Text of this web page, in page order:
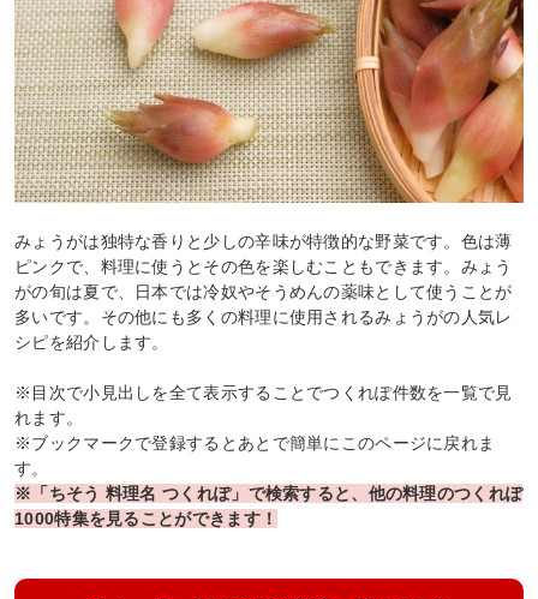
みょうがは独特な香りと少しの辛味が特徴的な野菜です。色は薄
ピンクで、料理に使うとその色を楽しむこともできます。みょう
がの旬は夏で、日本では冷奴やそうめんの薬味として使うことが
多いです。その他にも多くの料理に使用されるみょうがの人気レ
シピを紹介します。
※目次で小見出しを全て表示することでつくれぽ件数を一覧で見
れます。
※ブックマークで登録するとあとで簡単にこのページに戻れま
す。
※「ちそう 料理名 つくれぽ」で検索すると、他の料理のつくれぽ
1000特集を見ることができます！